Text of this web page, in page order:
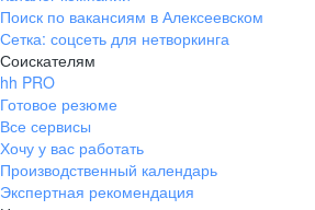
Поиск по вакансиям в Алексеевском
Сетка: соцсеть для нетворкинга
Соискателям
hh PRO
Готовое резюме
Все сервисы
Хочу у вас работать
Производственный календарь
Экспертная рекомендация